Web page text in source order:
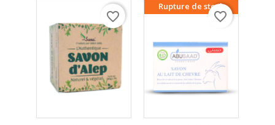
favorite_border
Rupture de stock
favorite_border